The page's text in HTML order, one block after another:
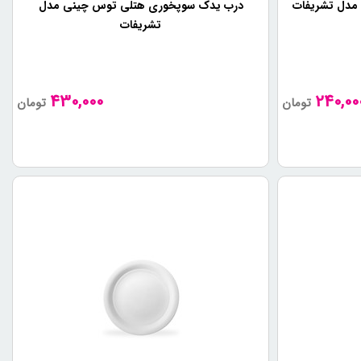
به کارگیری تکنولوژی های پیشرفته، طراحی های جدید و استفاده
طور معمول از پورسلن با کیفیت بالا ساخته می‌شوند.
بهتر است قبل از شستشو، دستورالعمل های شستشو را بررسی کنید.
تشریفات
تومان
درب یدک سوپخوری هتلی توس چینی مدل
تشریفات
430,000 تومان